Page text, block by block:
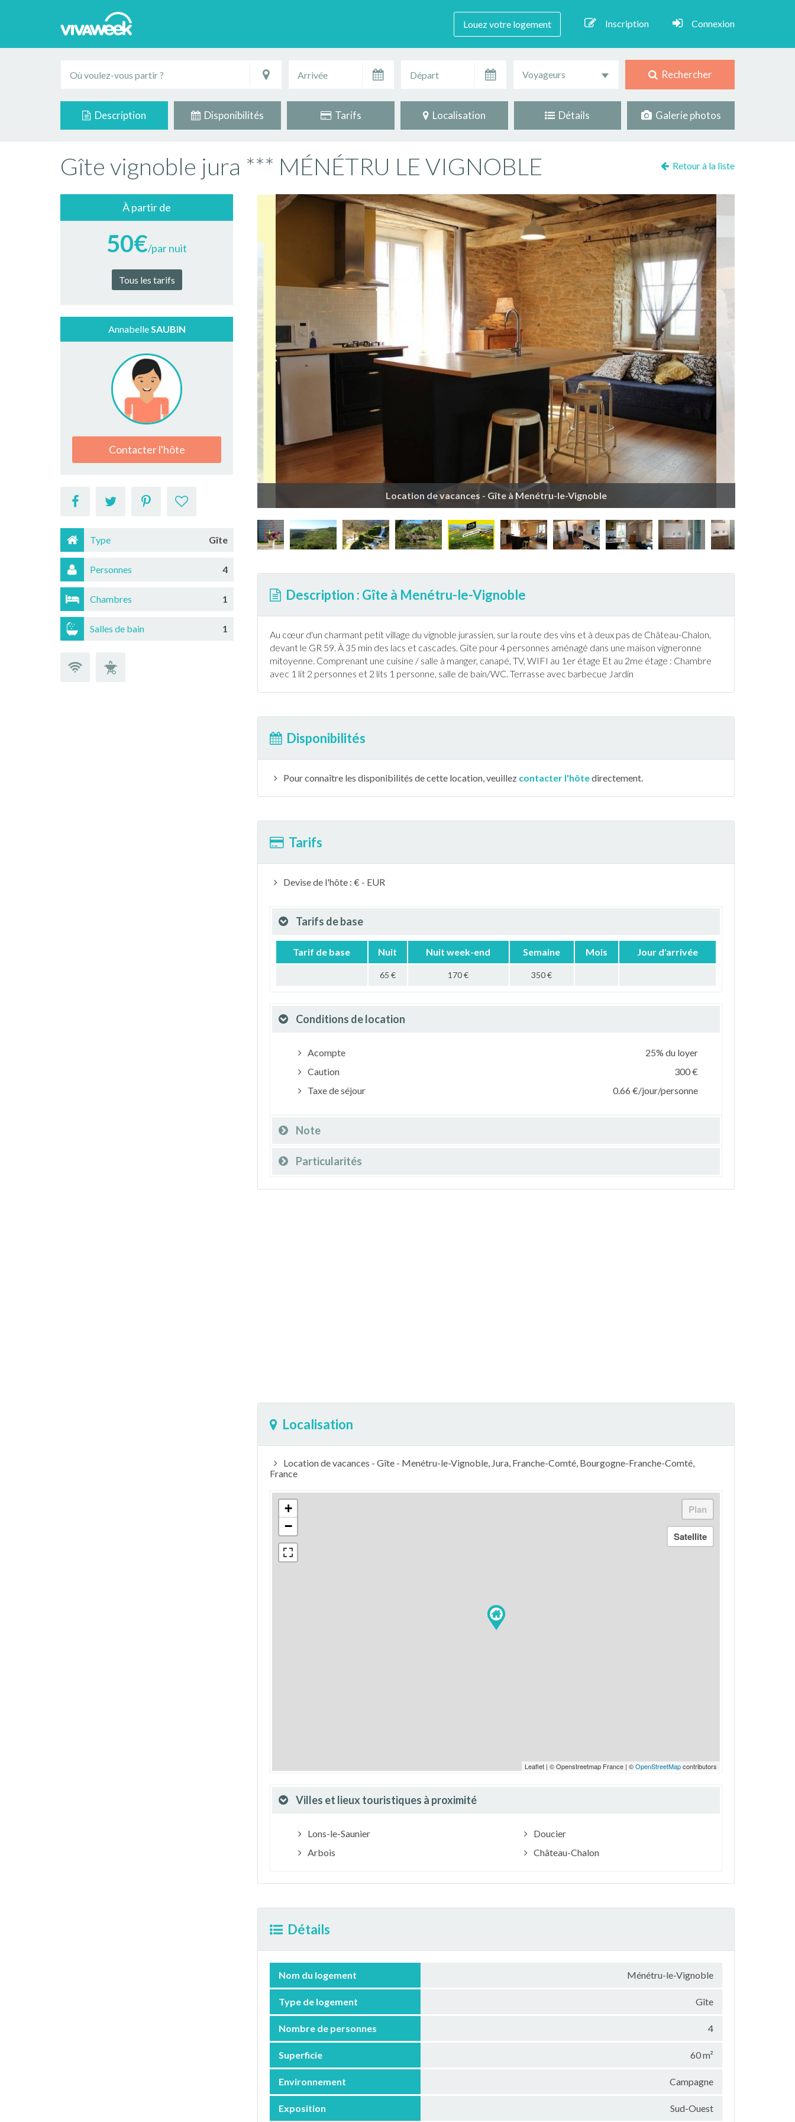
Louez votre logement Inscription Connexion
Voyageurs Rechercher
Description Disponibilités Tarifs Localisation Détails Galerie photos
Gîte vignoble jura *** MÉNÉTRU LE VIGNOBLE Retour à la liste
À partir de
50€/par nuit
Tous les tarifs
AnnabelleSAUBIN
Contacter l'hôte
Type Gîte
Personnes 4
Chambres 1
Salles de bain 1
Location de vacances - Gîte à Menétru-le-Vignoble
Description : Gîte à Menétru-le-Vignoble
Au cœur d'un charmant petit village du vignoble jurassien, sur la route des vins et à deux pas de Château-Chalon,
devant le GR 59. À 35 min des lacs et cascades. Gîte pour 4 personnes aménagé dans une maison vigneronne
mitoyenne. Comprenant une cuisine / salle à manger, canapé, TV, WIFI au 1er étage Et au 2me étage : Chambre
avec 1 lit 2 personnes et 2 lits 1 personne, salle de bain/WC. Terrasse avec barbecue Jardin
Disponibilités
Pour connaître les disponibilités de cette location, veuillez contacter l'hôtedirectement.
Tarifs
Devise de l'hôte : € - EUR
Tarifs de base
Tarif de base Nuit Nuit week-end Semaine Mois Jour d'arrivée
65 € 170 € 350 €
Conditions de location
Acompte
25% du loyer
Caution
300 €
Taxe de séjour
0.66 €/jour/personne
Note
Particularités
Localisation
Location de vacances - Gîte - Menétru-le-Vignoble, Jura, Franche-Comté, Bourgogne-Franche-Comté,
France
+
−
Leaflet | © Openstreetmap France | ©OpenStreetMapcontributors
Villes et lieux touristiques à proximité
Lons-le-Saunier
Arbois
Doucier
Château-Chalon
Détails
Nom du logement Ménétru-le-Vignoble
Type de logement Gîte
Nombre de personnes 4
Superficie 60 m²
Environnement Campagne
Exposition Sud-Ouest